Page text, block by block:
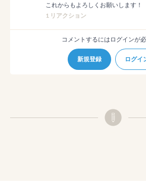
これからもよろしくお願いします！
1 リアクション
コメントするにはログインが
新規登録 ログイ